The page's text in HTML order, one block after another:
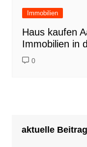
Immobilien
Haus kaufen
Immobilien in
0
aktuelle